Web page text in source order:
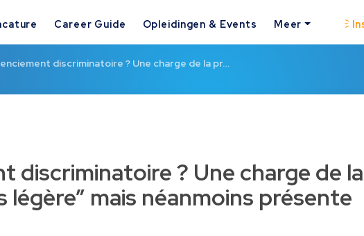
Career Guide Opleidingen & Events Meer
discriminatoire ? Une charge de la pr…
discriminatoire ? Une charge de la
légère” mais néanmoins présente